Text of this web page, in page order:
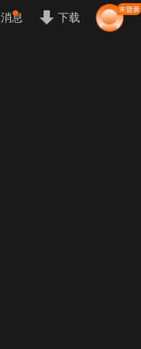
消息 下载